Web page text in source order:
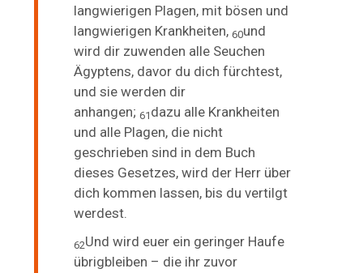
langwierigen Plagen, mit bösen und
langwierigen Krankheiten,60und
wird dir zuwenden alle Seuchen
Ägyptens, davor du dich fürchtest,
und sie werden dir
anhangen;61 dazu alle Krankheiten
und alle Plagen, die nicht
geschrieben sind in dem Buch
dieses Gesetzes, wird der Herr über
dich kommen lassen, bis du vertilgt
werdest.
62Und wird euer ein geringer Haufe
übrigbleiben – die ihr zuvor